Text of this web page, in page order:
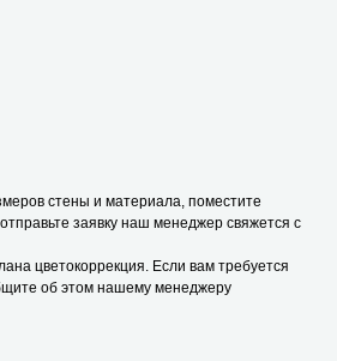
стены и материала, поместите
заявку наш менеджер свяжется с
цветокоррекция. Если вам требуется
об этом нашему менеджеру